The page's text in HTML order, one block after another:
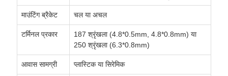
माउंटिंग ब्रैकेट चल या अचल
टर्मिनल प्रकार
187 श्रृंखला (4.8*0.5mm, 4.8*0.8mm) या
250 श्रृंखला (6.3*0.8mm)
आवास सामग्री प्लास्टिक या सिरेमिक